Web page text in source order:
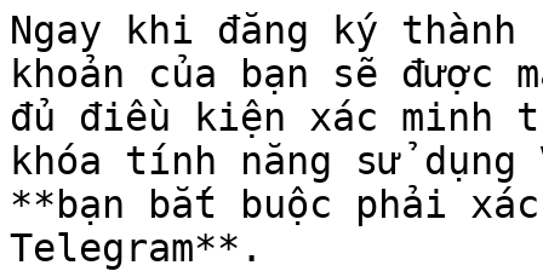
Ngay khi đăng ký
khoản của bạn sẽ được
đủ điều kiện xác minh
khóa tính năng sử
**bạn bắt buộc phải
Telegram**.